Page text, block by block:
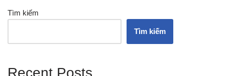
Tìm kiếm
Tìm kiếm
Recent Posts